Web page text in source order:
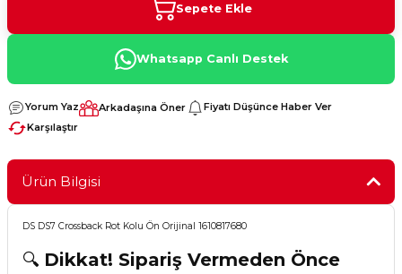
Sepete Ekle
Whatsapp Canlı Destek
Yorum Yaz Arkadaşına Öner
Fiyatı Düşünce Haber Ver
Karşılaştır
Ürün Bilgisi
DS DS7 Crossback Rot Kolu Ön Orijinal 1610817680
🔍 Dikkat! Sipariş Vermeden Önce